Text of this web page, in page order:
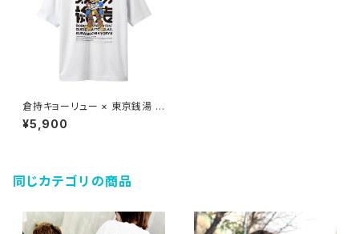
倉持キョーリュー × 東京銭湯 T
SHIRTS
¥5,900
同じカテゴリの商品